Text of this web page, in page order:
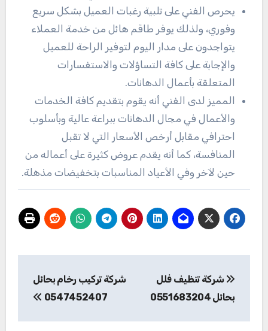
يحرص الفني على تلبية رغبات العميل بشكل سريع
وفوري، ولذلك يوفر طاقم هائل من خدمة العملاء
يتواجدون على مدار اليوم لتوفير الراحة للعميل
والإجابة على كافة التساؤلات والاستفسارات
المتعلقة بأعمال الدهانات.
المميز لدى الفني أنه يقوم بتقديم كافة الخدمات
والأعمال في مجال الدهانات ببراعة عالية وبأسلوب
احترافي مقابل أرخص الأسعار التي لا تقبل
المنافسة، كما أنه يقدم عروض كثيرة على أعماله من
حين لآخر وفي الأعياد المناسبات بتخفيضات مذهلة.
المقالات
شركة تنظيف فلل
بحائل 0551683204
شركة تركيب رخام بحائل
0547452407